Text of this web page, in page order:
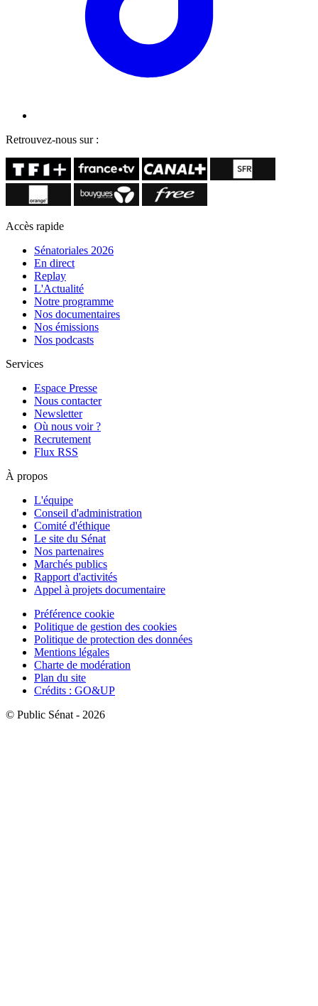
Retrouvez-nous sur :
Accès rapide
Sénatoriales 2026
En direct
Replay
L'Actualité
Notre programme
Nos documentaires
Nos émissions
Nos podcasts
Services
Espace Presse
Nous contacter
Newsletter
Où nous voir ?
Recrutement
Flux RSS
À propos
L'équipe
Conseil d'administration
Comité d'éthique
Le site du Sénat
Nos partenaires
Marchés publics
Rapport d'activités
Appel à projets documentaire
Préférence cookie
Politique de gestion des cookies
Politique de protection des données
Mentions légales
Charte de modération
Plan du site
Crédits : GO&UP
© Public Sénat - 2026